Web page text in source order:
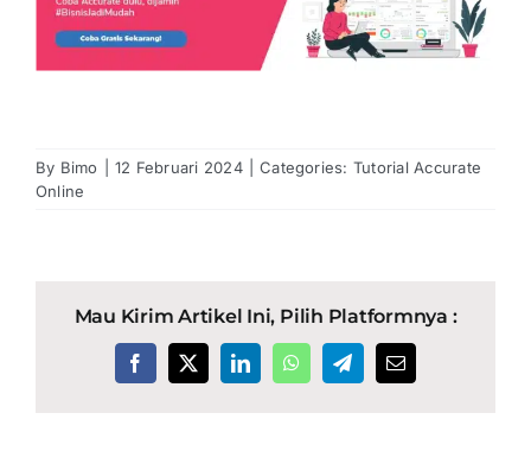
By Bimo 12 Februari 2024 Categories: Tutorial Accurate
Online
Mau Kirim Artikel Ini, Pilih Platformnya :
Facebook
X LinkedInWhatsAppTelegramEmail